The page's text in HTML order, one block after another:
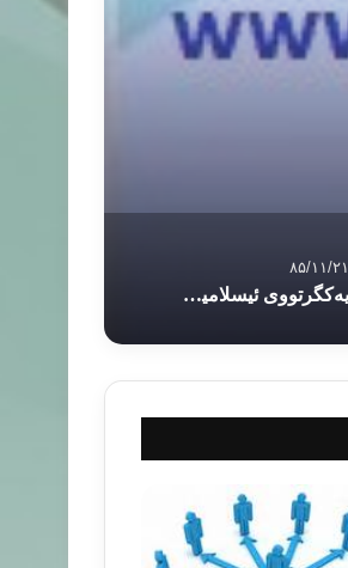
۸۵/۱۱/۲۱
یه‌کگرتووى ئیسلامیى کوردستان